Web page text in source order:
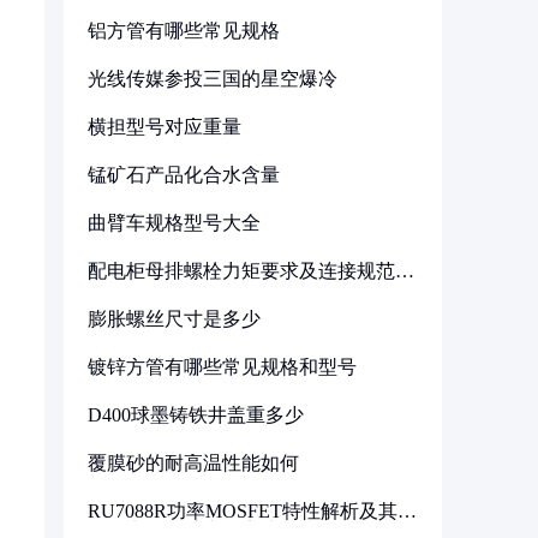
铝方管有哪些常见规格
光线传媒参投三国的星空爆冷
横担型号对应重量
锰矿石产品化合水含量
曲臂车规格型号大全
配电柜母排螺栓力矩要求及连接规范详
膨胀螺丝尺寸是多少
镀锌方管有哪些常见规格和型号
D400球墨铸铁井盖重多少
覆膜砂的耐高温性能如何
RU7088R功率MOSFET特性解析及其在